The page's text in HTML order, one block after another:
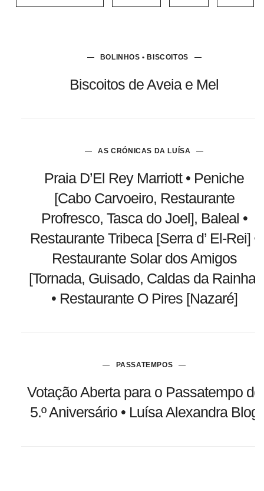
BOLINHOS • BISCOITOS
Biscoitos de Aveia e Mel
AS CRÓNICAS DA LUÍSA
Praia D’El Rey Marriott • Peniche
[Cabo Carvoeiro, Restaurante
Profresco, Tasca do Joel], Baleal •
Restaurante Tribeca [Serra d’ El-Rei] •
Restaurante Solar dos Amigos
[Tornada, Guisado, Caldas da Rainha]
• Restaurante O Pires [Nazaré]
PASSATEMPOS
Votação Aberta para o Passatempo do
5.º Aniversário • Luísa Alexandra Blog